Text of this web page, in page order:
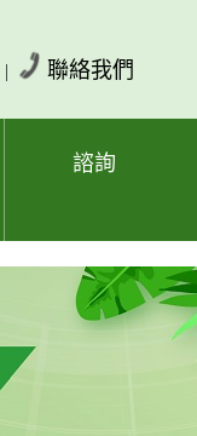
| 聯絡我們
諮詢